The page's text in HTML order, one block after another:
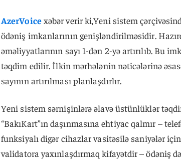
AzerVoicexəbər verir ki,Yeni sistem
ödəniş imkanlarının genişləndirilməsidir.
əməliyyatlarının sayı 1-dən 2-yə artırılıb. Bu
təqdim edilir. İlkin mərhələnin nəticələrinə
sayının artırılması planlaşdırlır.
Yeni sistem sərnişinlərə əlavə üstünlüklər
“BakıKart”ın daşınmasına ehtiyac qalmır –
funksiyalı digər cihazlar vasitəsilə saniyələr
validatora yaxınlaşdırmaq kifayətdir – ödəniş